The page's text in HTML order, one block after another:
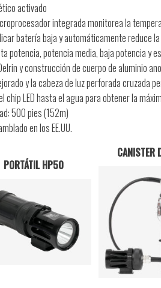
activado
integrada monitorea la
batería baja y automáticamente reduce
potencia, potencia media, baja potencia y
y construcción de cuerpo de aluminio
y la cabeza de luz perforada
chip LED hasta el agua para obtener la
500 pies (152m)
en los EE.UU.
PORTÁTIL HP50
CANISTER